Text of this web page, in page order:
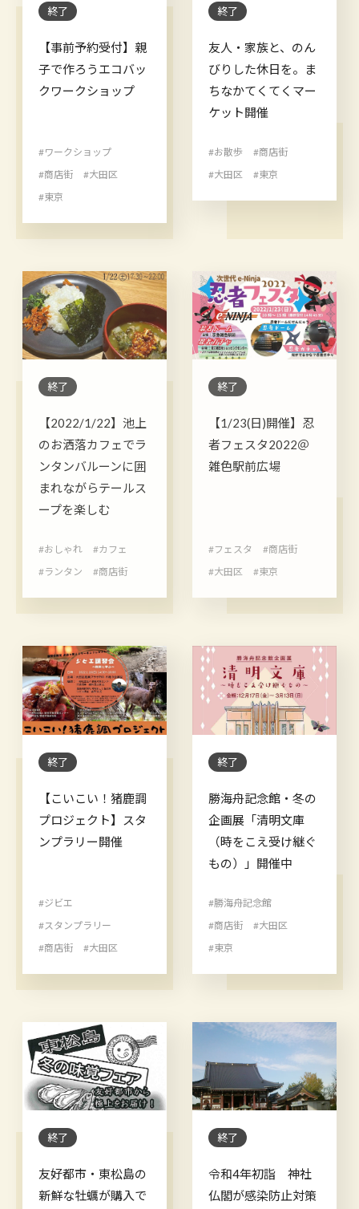
終了
【事前予約受付】親
子で作ろうエコバッ
クワークショップ
#ワークショップ
#商店街
#大田区
#東京
終了
友人・家族と、のん
びりした休日を。ま
ちなかてくてくマー
ケット開催
#お散歩
#商店街
#大田区
#東京
終了
【2022/1/22】池上
のお洒落カフェでラ
ンタンバルーンに囲
まれながらテールス
ープを楽しむ
#おしゃれ
#カフェ
#ランタン
#商店街
終了
【1/23(日)開催】忍
者フェスタ2022＠
雑色駅前広場
#フェスタ
#商店街
#大田区
#東京
終了
【こいこい！猪鹿調
プロジェクト】スタ
ンプラリー開催
#ジビエ
#スタンプラリー
#商店街
#大田区
終了
勝海舟記念館・冬の
企画展「清明文庫
（時をこえ受け継ぐ
もの）」開催中
#勝海舟記念館
#商店街
#大田区
#東京
終了
友好都市・東松島の
新鮮な牡蠣が購入で
終了
令和4年初詣 神社
仏閣が感染防止対策